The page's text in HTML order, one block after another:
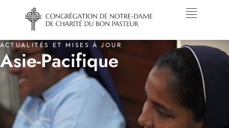
ACTUALITÉS ET MISES À JOUR
Asie-Pacifique